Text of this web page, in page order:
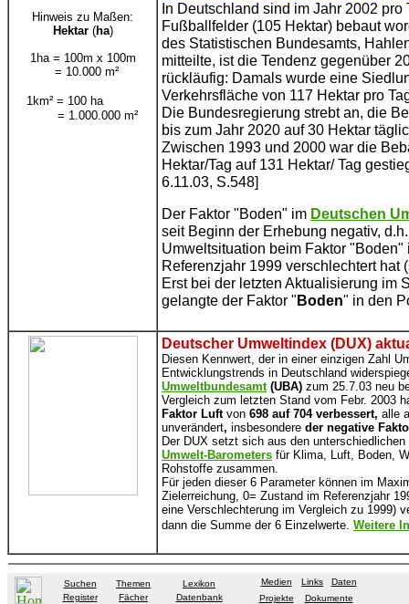
Hinweis zu Maßen:
Hektar(ha)
1ha = 100m x 100m
= 10.000 m²
1km² = 100 ha
= 1.000.000 m²
In Deutschland sind im Jahr 2002 pro
Fußballfelder (105 Hektar) bebaut
des Statistischen Bundesamts,
mitteilte, ist die Tendenz gegenüber
rückläufig: Damals wurde eine
Verkehrsfläche von 117 Hektar pro
Die Bundesregierung strebt an, die
bis zum Jahr 2020 auf 30 Hektar
Zwischen 1993 und 2000 war die
Hektar/Tag auf 131 Hektar/ Tag
6.11.03, S.548]
Der Faktor "Boden" im Deutschen
seit Beginn der Erhebung negativ,
Umweltsituation beim Faktor "Boden"
Referenzjahr 1999 verschlechtert hat
Erst bei der letzten Aktualisierung im
gelangte der Faktor "Boden" in den
Deutscher Umweltindex (DUX)
Diesen Kennwert, der in einer einzigen Zahl
Entwicklungstrends in Deutschland
Umweltbundesamt(UBA) zum 25.7.03 neu
Vergleich zum letzten Stand vom Febr. 2003
Faktor Luftvon 698 auf 704 verbessert, alle
unverändert, insbesondere der negative
Der DUX setzt sich aus den
Umwelt-Barometers für Klima, Luft, Boden,
Rohstoffe zusammen.
Für jeden dieser 6 Parameter können im
Zielerreichung, 0= Zustand im Referenzjahr
eine Verschlechterung im Vergleich zu 1999)
dann die Summe der 6 Einzelwerte. Weitere
Suchen Themen
Lexikon
Register
Fächer Datenbank
Medien Links
Daten
Projekte
Dokumente